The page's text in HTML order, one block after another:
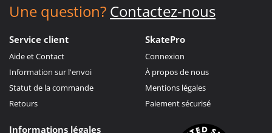
Une question? Contactez-nous
Service client
Aide et Contact
Information sur l'envoi
Statut de la commande
Retours
SkatePro
Connexion
À propos de nous
Mentions légales
Paiement sécurisé
Informations légales